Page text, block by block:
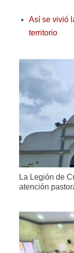
Así se vivió
territorio
La Legión de
atención